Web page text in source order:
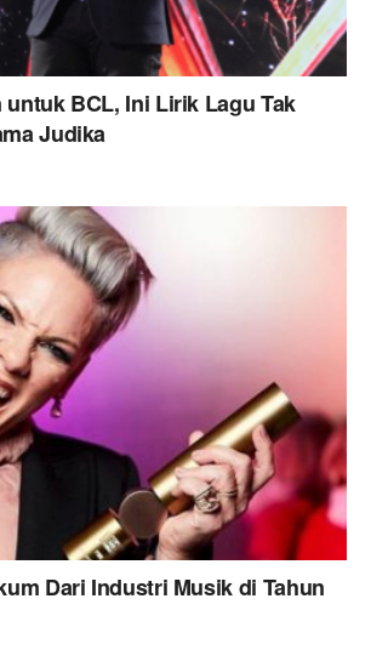
untuk BCL, Ini Lirik Lagu Tak
Judika
Dari Industri Musik di Tahun